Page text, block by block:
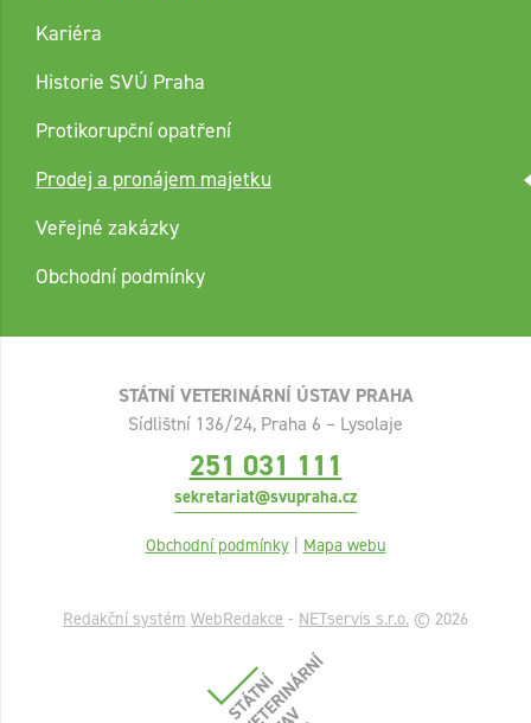
Kariéra
Historie SVÚ Praha
Protikorupční opatření
Prodej a pronájem majetku
Veřejné zakázky
Obchodní podmínky
STÁTNÍ VETERINÁRNÍ ÚSTAV PRAHA
Sídlištní 136/24, Praha 6 – Lysolaje
251 031 111
sekretariat@svupraha.cz
Obchodní podmínky | Mapa webu
Redakční systém WebRedakce - NETservis s.r.o. © 2026